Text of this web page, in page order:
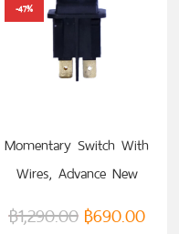
-47%
Momentary Switch With
Wires, Advance New
Model (VTM0000063906)
฿1,290.00 ฿690.00